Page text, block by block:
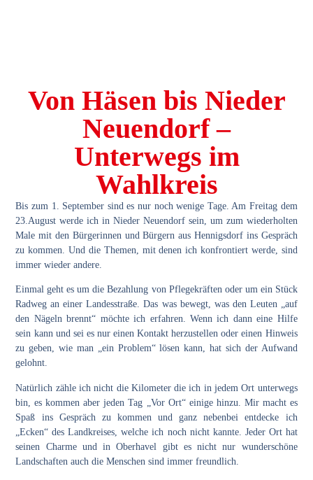
Von Häsen bis Nieder
Neuendorf –
Unterwegs im
Wahlkreis
Bis zum 1. September sind es nur noch wenige Tage. Am Freitag dem
23.August werde ich in Nieder Neuendorf sein, um zum wiederholten
Male mit den Bürgerinnen und Bürgern aus Hennigsdorf ins Gespräch
zu kommen. Und die Themen, mit denen ich konfrontiert werde, sind
immer wieder andere.
Einmal geht es um die Bezahlung von Pflegekräften oder um ein Stück
Radweg an einer Landesstraße. Das was bewegt, was den Leuten „auf
den Nägeln brennt“ möchte ich erfahren. Wenn ich dann eine Hilfe
sein kann und sei es nur einen Kontakt herzustellen oder einen Hinweis
zu geben, wie man „ein Problem“ lösen kann, hat sich der Aufwand
gelohnt.
Natürlich zähle ich nicht die Kilometer die ich in jedem Ort unterwegs
bin, es kommen aber jeden Tag „Vor Ort“ einige hinzu. Mir macht es
Spaß ins Gespräch zu kommen und ganz nebenbei entdecke ich
„Ecken“ des Landkreises, welche ich noch nicht kannte. Jeder Ort hat
seinen Charme und in Oberhavel gibt es nicht nur wunderschöne
Landschaften auch die Menschen sind immer freundlich.